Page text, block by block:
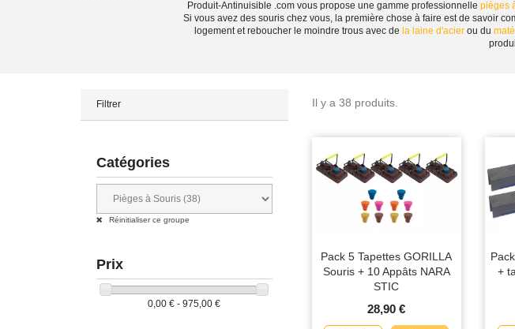
Produit-Antinuisible .com vous propose une gamme professionnelle pièges
Si vous avez des souris chez vous, la première chose à faire est de savoir
logement et reboucher le moindre trous avec de la laine d'acierou du
Filtrer
Catégories
Réinitialiser ce groupe
Prix
0,00 € - 975,00 €
Il y a 38 produits.
Pack 5 Tapettes GORILLA
Souris + 10 Appâts NARA
STIC
28,90 €
+